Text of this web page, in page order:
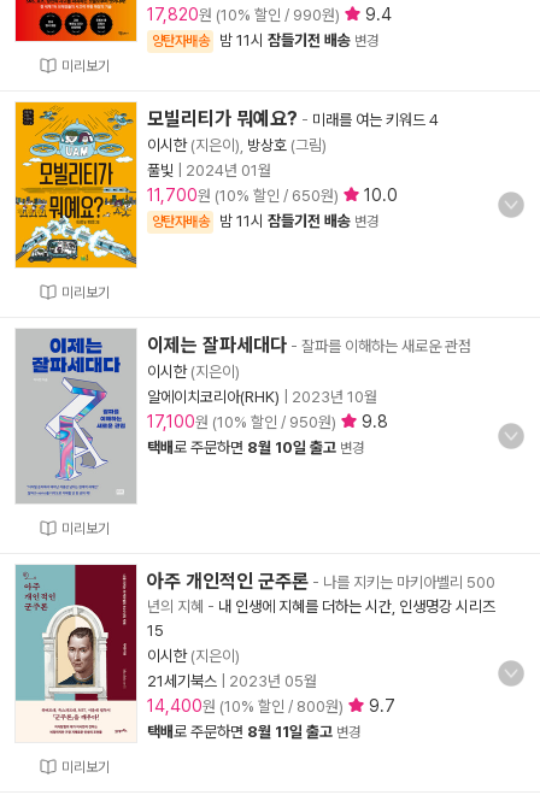
미리보기
17,820원 (10% 할인 / 990원) 9.4
양탄자배송 밤 11시 잠들기전 배송 변경
미리보기
모빌리티가 뭐예요? - 미래를 여는 키워드 4
이시한(지은이), 방상호 (그림)
풀빛
2024년 01월
11,700원 (10% 할인 / 650원) 10.0
양탄자배송 밤 11시 잠들기전 배송 변경
미리보기
이제는 잘파세대다 - 잘파를 이해하는 새로운 관점
이시한(지은이)
알에이치코리아(RHK)
2023년 10월
17,100원 (10% 할인 / 950원) 9.8
택배로 주문하면 8월 10일 출고 변경
미리보기
아주 개인적인 군주론 - 나를 지키는 마키아벨리 500
년의 지혜 - 내 인생에 지혜를 더하는 시간, 인생명강 시리즈
15
이시한(지은이)
21세기북스
2023년 05월
14,400원 (10% 할인 / 800원) 9.7
택배로 주문하면 8월 11일 출고 변경